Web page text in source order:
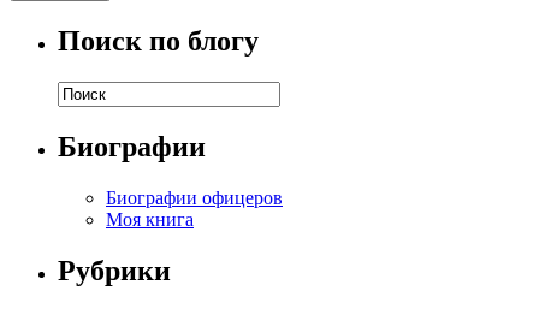
Поиск по блогу
Биографии
Биографии офицеров
Моя книга
Рубрики